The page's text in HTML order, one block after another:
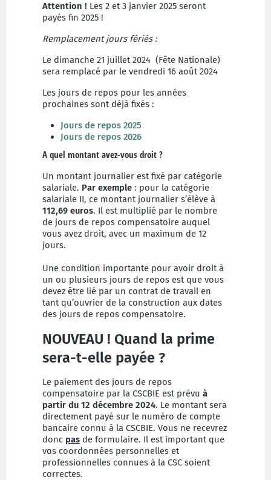
Attention ! Les 2 et 3 janvier 2025 seront
payés fin 2025 !
Remplacement jours fériés :
Le dimanche 21 juillet 2024 (Fête Nationale)
sera remplacé par le vendredi 16 août 2024
Les jours de repos pour les années
prochaines sont déjà fixés :
Jours de repos 2025
Jours de repos 2026
A quel montant avez-vous droit ?
Un montant journalier est fixé par catégorie
salariale. Par exemple : pour la catégorie
salariale II, ce montant journalier s’élève à
112,69 euros. Il est multiplié par le nombre
de jours de repos compensatoire auquel
vous avez droit, avec un maximum de 12
jours.
Une condition importante pour avoir droit à
un ou plusieurs jours de repos est que vous
devez être lié par un contrat de travail en
tant qu’ouvrier de la construction aux dates
des jours de repos compensatoire.
NOUVEAU ! Quand la prime
sera-t-elle payée ?
Le paiement des jours de repos
compensatoire par la CSCBIE est prévu à
partir du 12 décembre 2024. Le montant sera
directement payé sur le numéro de compte
bancaire connu à la CSCBIE. Vous ne recevrez
donc pas de formulaire. Il est important que
vos coordonnées personnelles et
professionnelles connues à la CSC soient
correctes.